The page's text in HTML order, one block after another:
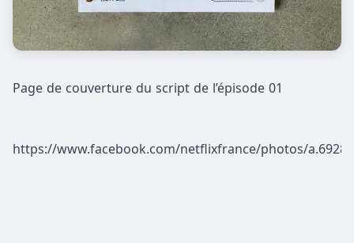
Page de couverture du script de l’épisode 01
https://www.facebook.com/netflixfrance/photos/